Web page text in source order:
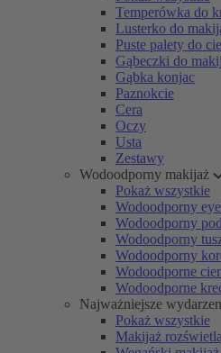
Temperówka do
Lusterko do
Puste palety do
Gąbeczki do
Gąbka konjac
Paznokcie
Cera
Oczy
Usta
Zestawy
Wodoodporny makijaż
Pokaż wszystkie
Wodoodporny
Wodoodporny
Wodoodporny
Wodoodporny
Wodoodporne
Wodoodporne
Najważniejsze
Pokaż wszystkie
Makijaż